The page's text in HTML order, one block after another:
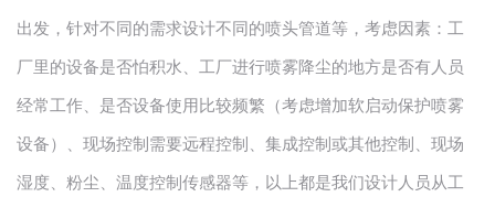
出发，针对不同的需求设计不同的喷头管道等，考虑因素：工
厂里的设备是否怕积水、工厂进行喷雾降尘的地方是否有人员
经常工作、是否设备使用比较频繁（考虑增加软启动保护喷雾
设备）、现场控制需要远程控制、集成控制或其他控制、现场
湿度、粉尘、温度控制传感器等，以上都是我们设计人员从工